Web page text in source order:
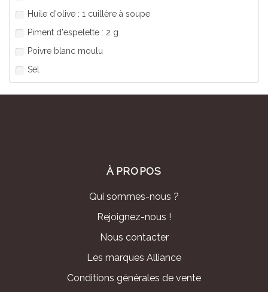
Huile d'olive : 1 cuillère à soupe
Piment d'espelette : 2 g
Poivre blanc moulu
Sel
À PROPOS
Qui sommes-nous ?
Rejoignez-nous !
Nous contacter
Les marques Alliance
Conditions générales de vente